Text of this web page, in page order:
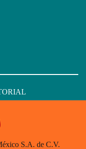
S.A. de C.V.